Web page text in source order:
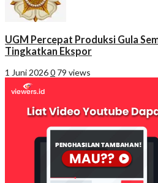
UGM Percepat Produksi Gula
Tingkatkan Ekspor
1 Juni 20260 79 views